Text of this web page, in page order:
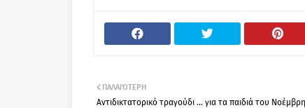
ΠΑΛΑΙΌΤΕΡΗ
Αντιδικτατορικό τραγούδι ... για τα παιδιά του